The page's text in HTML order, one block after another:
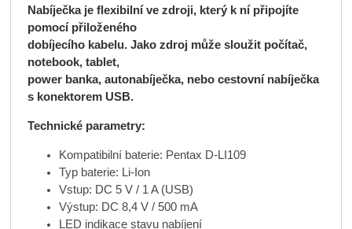
Nabíječka je flexibilní ve zdroji, který k ní připojíte
pomocí přiloženého
dobíjecího kabelu. Jako zdroj může sloužit počítač,
notebook, tablet,
power banka, autonabíječka, nebo cestovní nabíječka
s konektorem USB.
Technické parametry:
Kompatibilní baterie: Pentax D-LI109
Typ baterie: Li-Ion
Vstup: DC 5 V / 1 A (USB)
Výstup: DC 8,4 V / 500 mA
LED indikace stavu nabíjení